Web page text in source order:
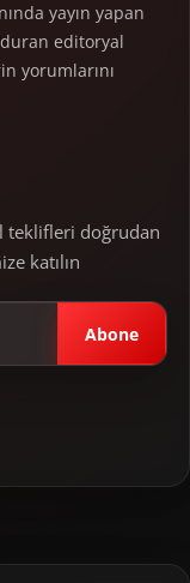
yayın yapan
editoryal
yorumlarını
teklifleri doğrudan
katılın
Abone